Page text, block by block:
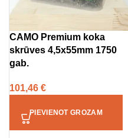
CAMO Premium koka
skrūves 4,5x55mm 1750
gab.
101,46 €
PIEVIENOT GROZAM